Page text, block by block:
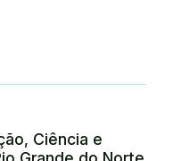
Ciência e